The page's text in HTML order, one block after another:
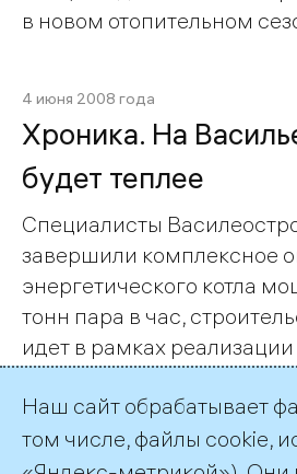
в новом отопительном
4 июня 2008 года
Хроника. На
будет теплее
Специалисты
завершили комплексное
энергетического котла
тонн пара в час,
идет в рамках
проекта развития
Василеостровского
Наш сайт обрабатывает
том числе, файлы cookie,